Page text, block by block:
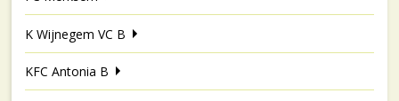
K Wijnegem VC B
KFC Antonia B